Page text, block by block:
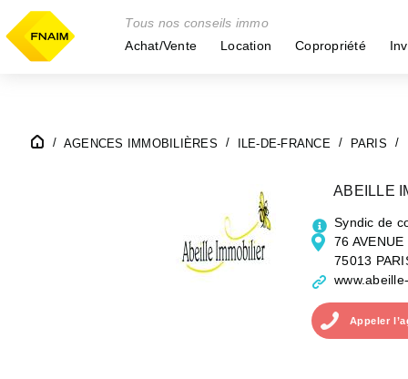
Tous nos conseils immo
Achat/Vente
Location Copropriété
AGENCES IMMOBILIÈRES ILE-DE-FRANCE PARIS
ABEILLE
Syndic de
76
75013
Appeler